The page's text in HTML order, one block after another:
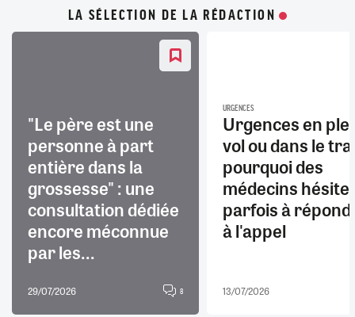
LA SÉLECTION DE LA RÉDACTION
"Le père est une
personne à part
entière dans la
grossesse" : une
consultation dédiée
encore méconnue
par les...
29/07/2026 8
URGENCES
Urgences en
vol ou dans le
pourquoi des
médecins
parfois à
à l'appel
13/07/2026